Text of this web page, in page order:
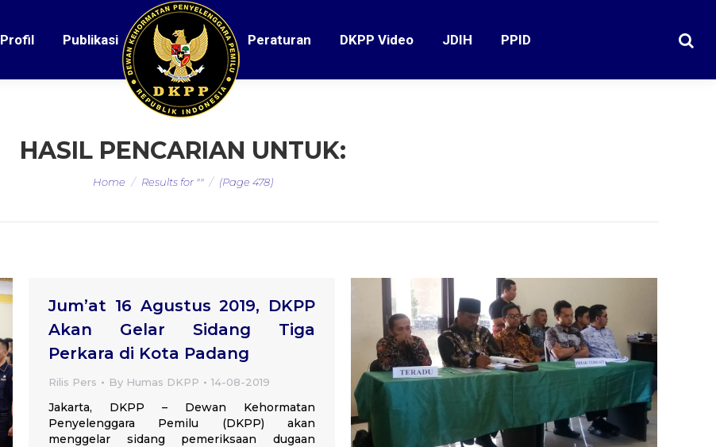
Profil Publikasi Peraturan DKPP Video JDIH PPID
HASIL PENCARIAN UNTUK:
You are here:
Home Results for "" (Page 478)
Jum’at 16 Agustus 2019, DKPP
Akan Gelar Sidang Tiga
Perkara di Kota Padang
Rilis Pers By Humas DKPP 14-08-2019
Jakarta, DKPP – Dewan Kehormatan
Penyelenggara Pemilu (DKPP) akan
menggelar sidang pemeriksaan dugaan